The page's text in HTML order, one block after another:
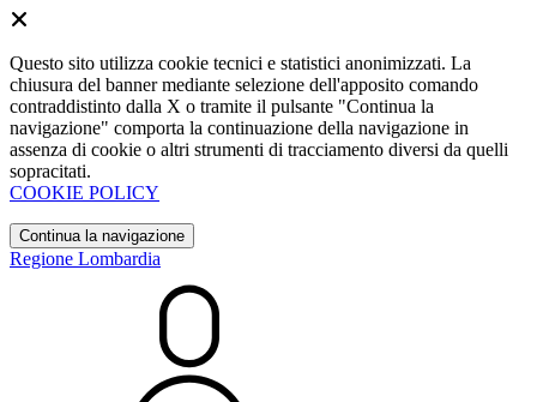
Questo sito utilizza cookie tecnici e statistici anonimizzati. La
chiusura del banner mediante selezione dell'apposito comando
contraddistinto dalla X o tramite il pulsante "Continua la
navigazione" comporta la continuazione della navigazione in
assenza di cookie o altri strumenti di tracciamento diversi da quelli
sopracitati.
COOKIE POLICY
Continua la navigazione
Regione Lombardia